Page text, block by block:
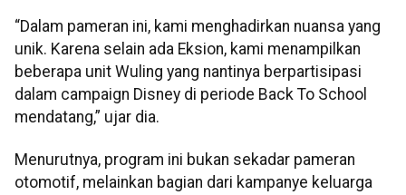
“Dalam pameran ini, kami menghadirkan nuansa yang
unik. Karena selain ada Eksion, kami menampilkan
beberapa unit Wuling yang nantinya berpartisipasi
dalam campaign Disney di periode Back To School
mendatang,” ujar dia.
Menurutnya, program ini bukan sekadar pameran
otomotif, melainkan bagian dari kampanye keluarga